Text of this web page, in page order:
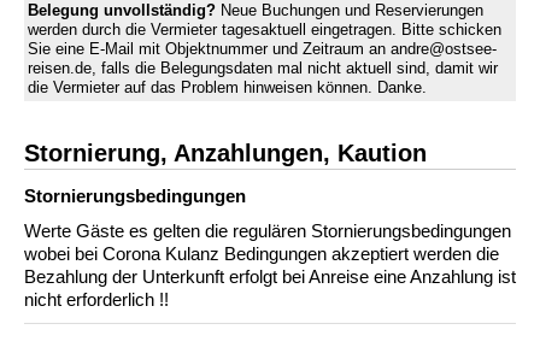
Belegung unvollständig? Neue Buchungen und Reservierungen
werden durch die Vermieter tagesaktuell eingetragen. Bitte schicken
Sie eine E-Mail mit Objektnummer und Zeitraum an andre@ostsee-
reisen.de, falls die Belegungsdaten mal nicht aktuell sind, damit wir
die Vermieter auf das Problem hinweisen können. Danke.
Stornierung, Anzahlungen, Kaution
Stornierungs­bedingungen
Werte Gäste es gelten die regulären Stornierungsbedingungen
wobei bei Corona Kulanz Bedingungen akzeptiert werden die
Bezahlung der Unterkunft erfolgt bei Anreise eine Anzahlung ist
nicht erforderlich !!